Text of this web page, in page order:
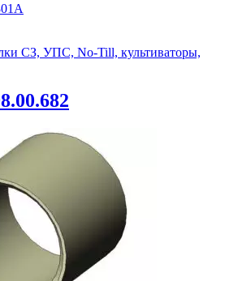
СЗ, УПС, No-Till, культиваторы,